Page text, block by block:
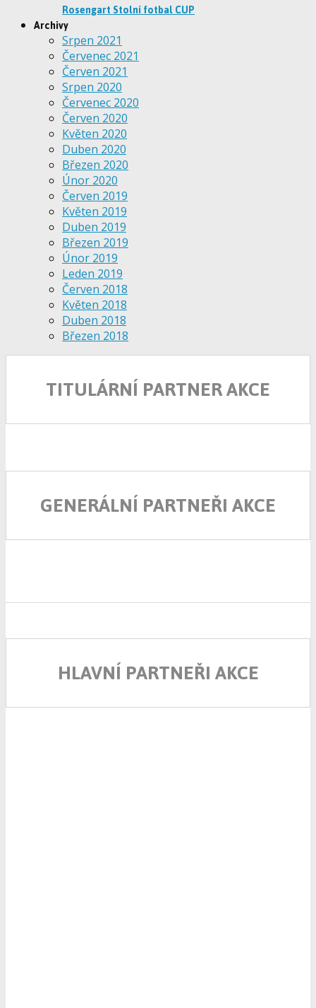
Rosengart Stolní fotbal CUP
Archivy
Srpen 2021
Červenec 2021
Červen 2021
Srpen 2020
Červenec 2020
Červen 2020
Květen 2020
Duben 2020
Březen 2020
Únor 2020
Červen 2019
Květen 2019
Duben 2019
Březen 2019
Únor 2019
Leden 2019
Červen 2018
Květen 2018
Duben 2018
Březen 2018
TITULÁRNÍ PARTNER AKCE
GENERÁLNÍ PARTNEŘI AKCE
HLAVNÍ PARTNEŘI AKCE